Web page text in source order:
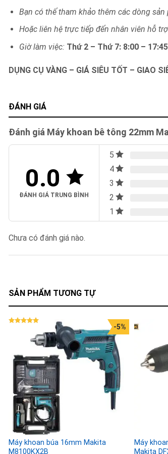
Bạn có thế tham khảo thêm các dòng
Hoặc liên hệ trực tiếp đến nhân viên hỗ
Giờ làm việc: Thứ 2 – Thứ 7: 8:00 – 17:45
DỤNG CỤ VÀNG – GIÁ SIÊU TỐT – GIAO
ĐÁNH GIÁ
Đánh giá Máy khoan bê tông 22mm
0.0
ĐÁNH GIÁ TRUNG BÌNH
5
4
3
2
1
Chưa có đánh giá nào.
SẢN PHẨM TƯƠNG TỰ
Máy khoan búa 16mm Makita
M8100KX2B
-5%
Máy
Makita